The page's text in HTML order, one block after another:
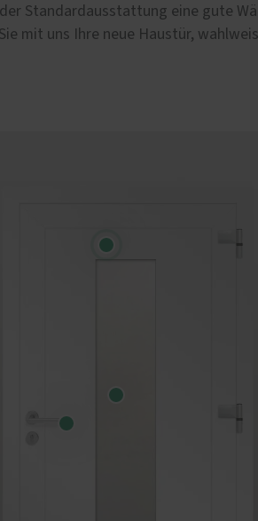
Standardausstattung eine gute
mit uns Ihre neue Haustür,